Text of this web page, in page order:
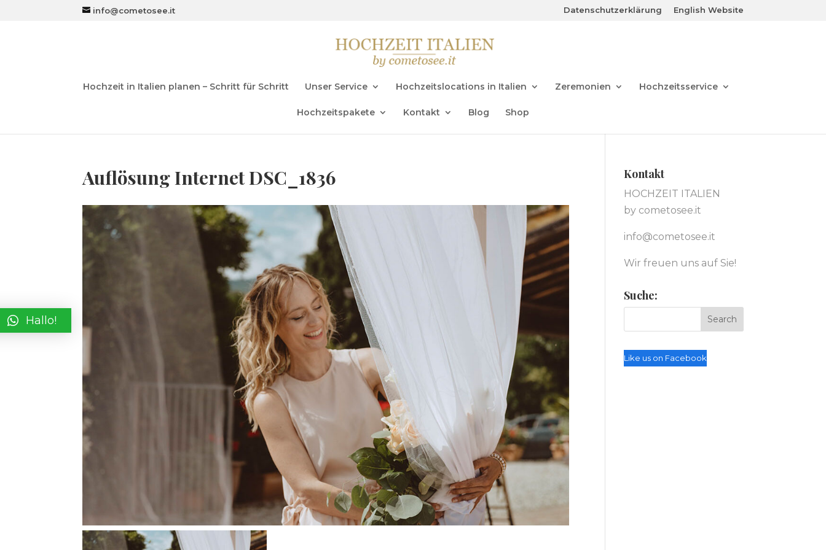
info@cometosee.it Datenschutzerklärung English Website
Hochzeit in Italien planen – Schritt für Schritt Unser Service Hochzeitslocations in Italien Zeremonien Hochzeitsservice
Hochzeitspakete Kontakt Blog Shop
Auflösung Internet DSC_1836 Kontakt
HOCHZEIT ITALIEN
by cometosee.it
info@cometosee.it
Wir freuen uns auf Sie!
Suche:
Like us on Facebook
Hallo!